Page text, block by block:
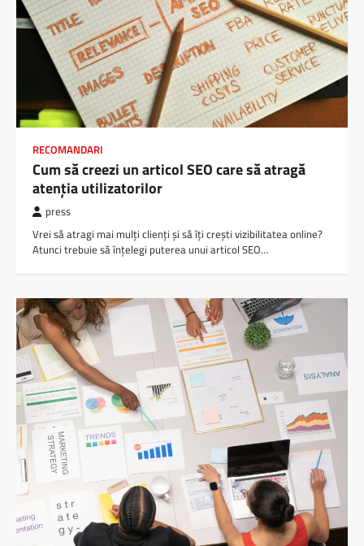
RECOMANDARI
Cum să creezi un articol SEO care să atragă
atenția utilizatorilor
press
Vrei să atragi mai mulți clienți și să îți crești vizibilitatea online?
Atunci trebuie să înțelegi puterea unui articol SEO…